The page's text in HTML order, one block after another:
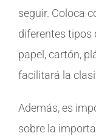
seguir. Coloca
diferentes tipos
papel, cartón,
facilitará la
Además, es
sobre la